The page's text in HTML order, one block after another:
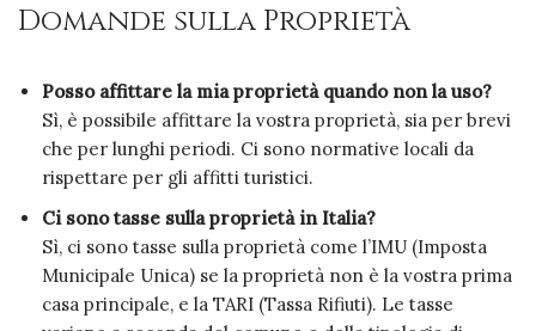
Domande sulla Proprietà
Posso affittare la mia proprietà quando non la uso?
Sì, è possibile affittare la vostra proprietà, sia per brevi
che per lunghi periodi. Ci sono normative locali da
rispettare per gli affitti turistici.
Ci sono tasse sulla proprietà in Italia?
Sì, ci sono tasse sulla proprietà come l’IMU (Imposta
Municipale Unica) se la proprietà non è la vostra prima
casa principale, e la TARI (Tassa Rifiuti). Le tasse